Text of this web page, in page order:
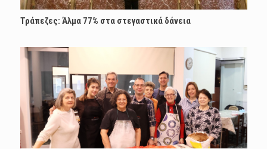
Τράπεζες: Άλμα 77% στα στεγαστικά δάνεια